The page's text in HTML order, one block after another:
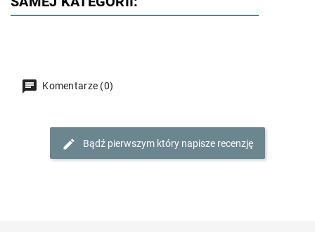
Komentarze (0)
Bądź pierwszym który napisze recenzję